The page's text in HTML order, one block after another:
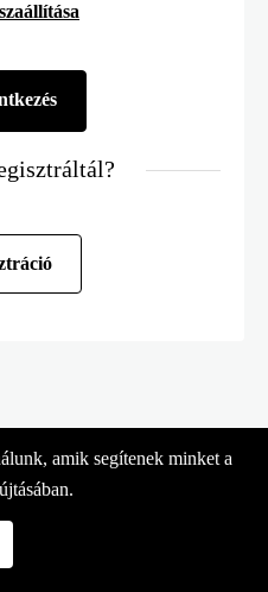
amik segítenek minket a